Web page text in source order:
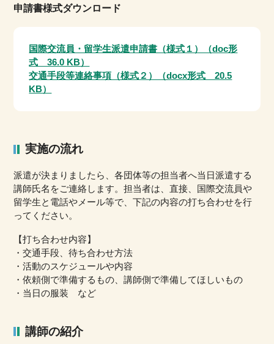
申請書様式ダウンロード
国際交流員・留学生派遣申請書（様式１）（doc形
式 36.0 KB）
交通手段等連絡事項（様式２）（docx形式 20.5
KB）
実施の流れ
派遣が決まりましたら、各団体等の担当者へ当日派遣する
講師氏名をご連絡します。担当者は、直接、国際交流員や
留学生と電話やメール等で、下記の内容の打ち合わせを行
ってください。
【打ち合わせ内容】
・交通手段、待ち合わせ方法
・活動のスケジュールや内容
・依頼側で準備するもの、講師側で準備してほしいもの
・当日の服装 など
講師の紹介